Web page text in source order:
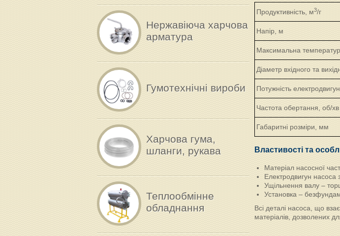
Нержавіюча харчова
арматура
Гумотехнічні вироби
Харчова гума,
шланги, рукава
Теплообмінне
обладнання
Продуктивність, м3/г
Напір, м
Максимальна
Діаметр вхідного та
Потужність
Частота обертання, об/хв
Габаритні розміри, мм
Властивості та
Матеріал насосної
Електродвигун
Ущільнення валу –
Установка –
Всі деталі насоса, що
матеріалів, дозволених